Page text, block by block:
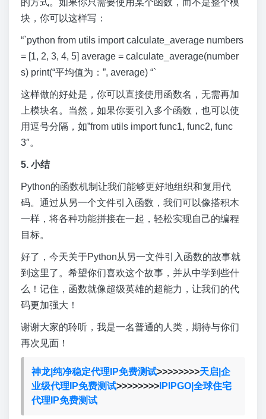
的方式。如果你只需要使用某个函数，而不是整个模
块，你可以这样写：
“`python from utils import calculate_average numbers
= [1, 2, 3, 4, 5] average = calculate_average(number
s) print(“平均值为：”, average) “`
这样做的好处是，你可以直接使用函数名，无需再加
上模块名。当然，如果你要引入多个函数，也可以使
用逗号分隔，如”from utils import func1, func2, func
3″。
5. 小结
Python的函数机制让我们能够更好地组织和复用代
码。通过从另一个文件引入函数，我们可以像搭积木
一样，将各种功能拼接在一起，轻松实现自己的编程
目标。
好了，今天关于Python从另一文件引入函数的故事就
到这里了。希望你们喜欢这个故事，并从中学到些什
么！记住，函数就像超级英雄的超能力，让我们的代
码更加强大！
谢谢大家的聆听，我是一名普通的人类，期待与你们
再次见面！
神龙|纯净稳定代理IP免费测试>>>>>>>>天启|企
业级代理IP免费测试>>>>>>>>IPIPGO|全球住宅
代理IP免费测试